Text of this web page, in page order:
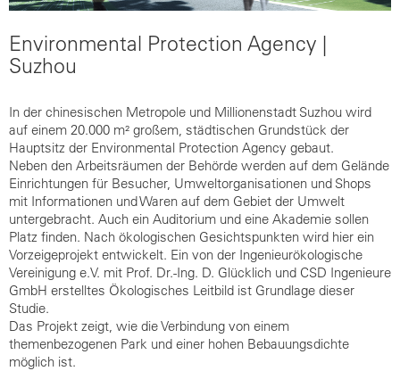
Environmental Protection Agency |
Suzhou
In der chinesischen Metropole und Millionenstadt Suzhou wird
auf einem 20.000 m² großem, städtischen Grundstück der
Hauptsitz der Environmental Protection Agency gebaut.
Neben den Arbeitsräumen der Behörde werden auf dem Gelände
Einrichtungen für Besucher, Umweltorganisationen und Shops
mit Informationen und Waren auf dem Gebiet der Umwelt
untergebracht. Auch ein Auditorium und eine Akademie sollen
Platz finden. Nach ökologischen Gesichtspunkten wird hier ein
Vorzeigeprojekt entwickelt. Ein von der Ingenieurökologische
Vereinigung e.V. mit Prof. Dr.-Ing. D. Glücklich und CSD Ingenieure
GmbH erstelltes Ökologisches Leitbild ist Grundlage dieser
Studie.
Das Projekt zeigt, wie die Verbindung von einem
themenbezogenen Park und einer hohen Bebauungsdichte
möglich ist.